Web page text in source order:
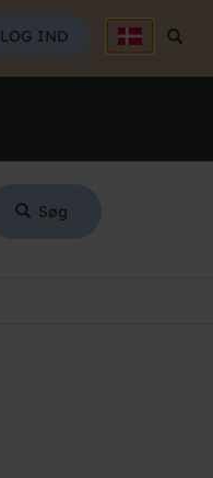
SØG
Søg
LOG IND
Søg